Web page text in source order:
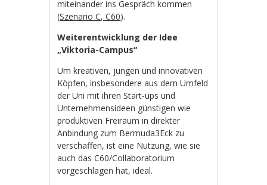
miteinander ins Gespräch kommen
(Szenario C, C60).
Weiterentwicklung der Idee
„Viktoria-Campus“
Um kreativen, jungen und innovativen
Köpfen, insbesondere aus dem Umfeld
der Uni mit ihren Start-ups und
Unternehmensideen günstigen wie
produktiven Freiraum in direkter
Anbindung zum Bermuda3Eck zu
verschaffen, ist eine Nutzung, wie sie
auch das C60/Collaboratorium
vorgeschlagen hat, ideal.